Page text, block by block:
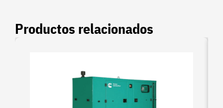
Productos relacionados